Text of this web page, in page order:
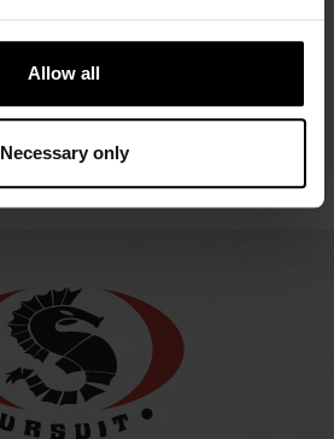
Allow all
Necessary only
MULTIROLE SAR